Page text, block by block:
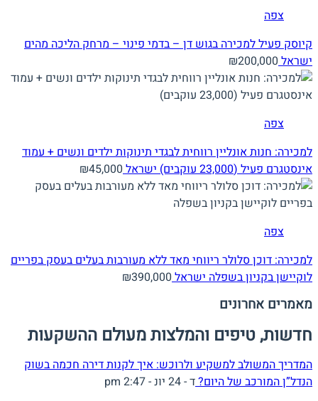
צפה
קיוסק פעיל למכירה בגוש דן – בדמי פינוי – מרחק הליכה מהים
ישראל ₪200,000
צפה
למכירה: חנות אונליין רווחית לבגדי תינוקות ילדים ונשים + עמוד
אינסטגרם פעיל (23,000 עוקבים)
ישראל ₪45,000
צפה
למכירה: דוכן סלולר ריווחי מאד ללא מעורבות בעלים בעסק בפריים
לוקיישן בקניון בשפלהישראל ₪390,000
מאמרים אחרונים
חדשות, טיפים והמלצות מעולם ההשקעות
המדריך המשולב למשקיע ולרוכש: איך לקנות דירה חכמה בשוק
הנדל”ן המורכב של היום?ד - 24 יונ - 2:47 pm